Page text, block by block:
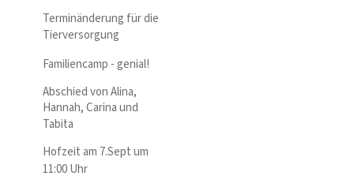
Terminänderung für die
Tierversorgung
Familiencamp - genial!
Abschied von Alina,
Hannah, Carina und
Tabita
Hofzeit am 7.Sept um
11:00 Uhr